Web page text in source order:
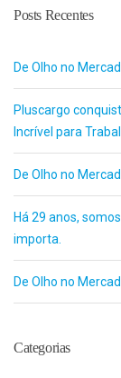
Posts Recentes
De Olho no
Pluscargo
Incrível para
De Olho no
Há 29 anos,
importa.
De Olho no
Categorias